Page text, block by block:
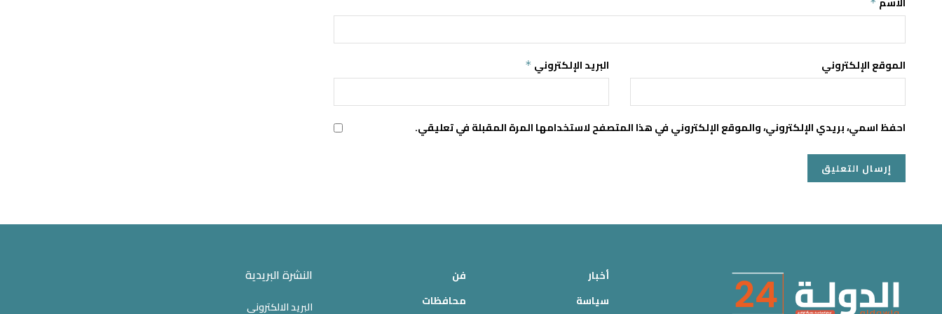
البريد الإلكتروني * الموقع الإلكتروني
احفظ اسمي، بريدي الإلكتروني، والموقع الإلكتروني في هذا المتصفح لاستخدامها المرة المقبلة في تعليقي.
أخبار
سياسة
فن
محافظات
النشرة البريدية
البريد الالكتروني